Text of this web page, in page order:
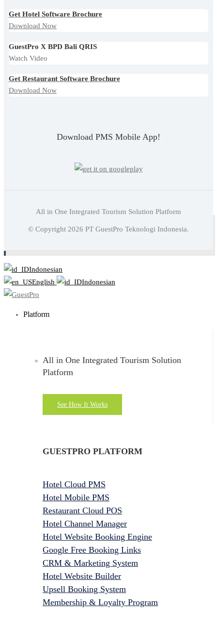
Get Hotel Software Brochure
Download Now
GuestPro X BPD Bali QRIS
Watch Video
Get Restaurant Software Brochure
Download Now
Download PMS Mobile App!
All in One Integrated Tourism Solution Platform
© Copyright 2026 PT GuestPro Teknologi Indonesia.
Baca juga: Memahami Rumus GOPPAR Hotel Serta Cara
Indonesian
English
Indonesian
Platform
All in One Integrated Tourism Solution
Platform
See How It Works
GUESTPRO PLATFORM
Hotel Cloud PMS
Hotel Mobile PMS
Restaurant Cloud POS
Hotel Channel Manager
Hotel Website Booking Engine
Google Free Booking Links
CRM & Marketing System
Hotel Website Builder
Upsell Booking System
Membership & Loyalty Program